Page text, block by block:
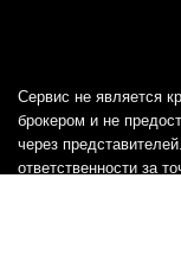
Сервис не является
брокером и не
через
ответственности за